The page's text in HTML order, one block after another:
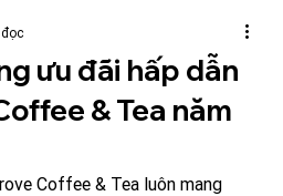
ưu đãi hấp dẫn
& Tea năm
Coffee & Tea luôn mang